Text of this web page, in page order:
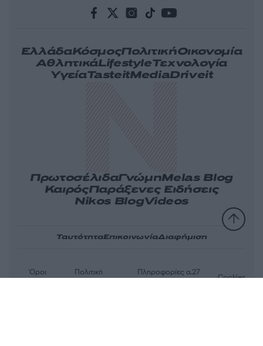
ΕλλάδαΚόσμοςΠολιτικήΟικονομία
ΑθλητικάLifestyleΤεχνολογία
ΥγείαTasteitMediaDriveit
ΠρωτοσέλιδαΓνώμηMelas Blog
ΚαιρόςΠαράξενες Ειδήσεις
Nikos BlogVideos
ΤαυτότηταΕπικοινωνίαΔιαφήμιση
Όροι
Πολιτική
Πληροφορίες α.27
Cookies